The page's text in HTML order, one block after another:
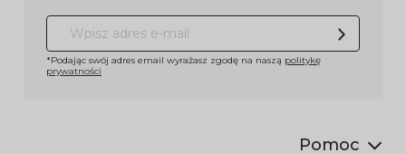
*Podając swój adres email wyrażasz zgodę na naszą politykę
prywatności
Pomoc